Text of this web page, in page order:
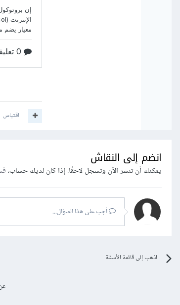
اقتباس
انضم إلى النقاش
يمكنك أن تنشر الآن وتسجل لاحقًا. إذا كان لديك حساب،
أجب على هذا السؤال...
اذهب إلى قائمة الأسئلة